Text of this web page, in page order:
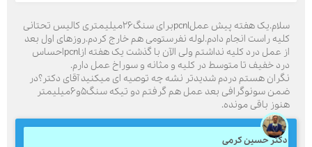
سلام.یک هفته پیش عملpcnlبرای سنگ۲۶میلیمتری کالیس تحتانی
کلیه راست انجام دادم.لوله نفرستومی هم خارج کردم.روزهای اول بعد
از عمل درد کلیه نداشتم ولی الآن با گذشت یک هفته ازpcnlاحساس
درد خفیف تا متوسط در کلیه و مثانه و سوراخ عمل دارم.
نگران هستم دردم شدیدتر نشه چه توصیه ای میکنید آقای دکتر؟در
ضمن سونوگرافی بعد عمل هم گرفتم دو تیکه سنگ۵و۶میلیمتر
هنوز باقی مونده.
دکتر حسین کرمی